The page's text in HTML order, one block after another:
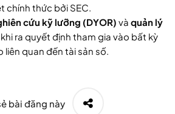
chính thức bởi SEC.
cứu kỹ lưỡng (DYOR) và quản lý
ra quyết định tham gia vào bất kỳ
liên quan đến tài sản số.
bài đăng này